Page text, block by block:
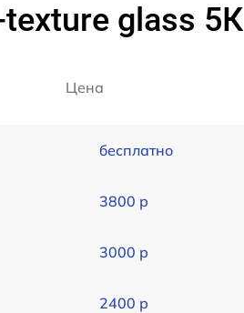
glass 5К
Цена
бесплатно
3800 р
3000 р
2400 р